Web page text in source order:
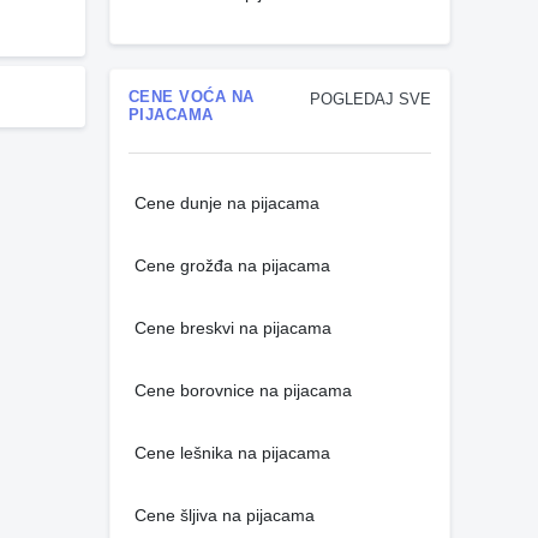
POGLEDAJ SVE
CENE VOĆA NA
PIJACAMA
Cene dunje na pijacama
Cene grožđa na pijacama
Cene breskvi na pijacama
Cene borovnice na pijacama
Cene lešnika na pijacama
Cene šljiva na pijacama